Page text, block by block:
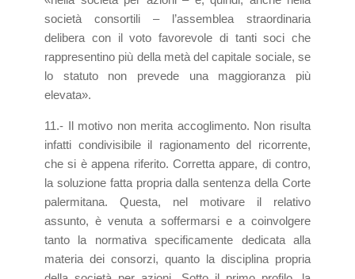
società consortili – l’assemblea straordinaria
delibera con il voto favorevole di tanti soci che
rappresentino più della metà del capitale sociale, se
lo statuto non prevede una maggioranza più
elevata».
11.- Il motivo non merita accoglimento. Non risulta
infatti condivisibile il ragionamento del ricorrente,
che si è appena riferito. Corretta appare, di contro,
la soluzione fatta propria dalla sentenza della Corte
palermitana. Questa, nel motivare il relativo
assunto, è venuta a soffermarsi e a coinvolgere
tanto la normativa specificamente dedicata alla
materia dei consorzi, quanto la disciplina propria